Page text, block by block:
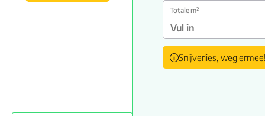
Totale m²
Snijverlies, weg